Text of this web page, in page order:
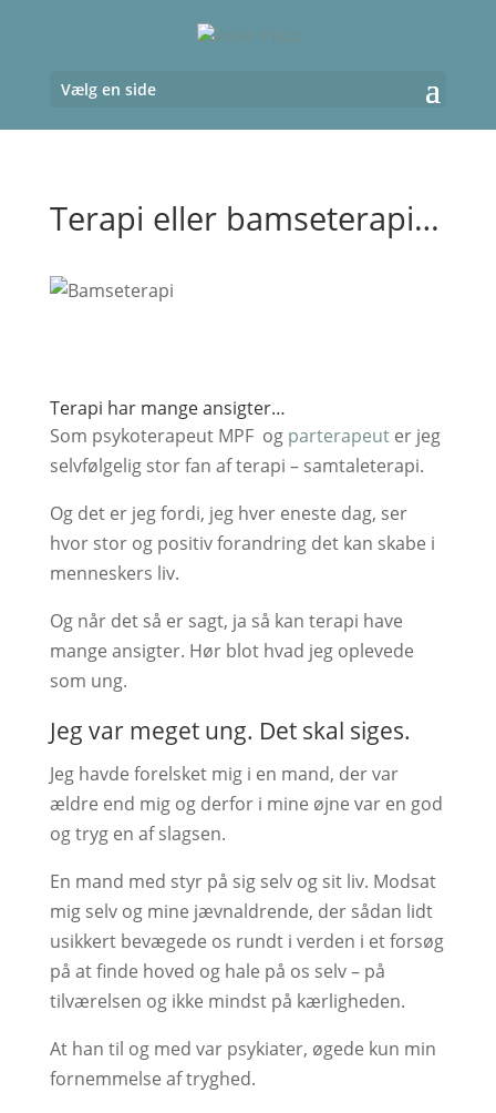
Vælg en side
Terapi eller bamseterapi…
Terapi har mange ansigter…
Som psykoterapeut MPF og parterapeuter jeg
selvfølgelig stor fan af terapi – samtaleterapi.
Og det er jeg fordi, jeg hver eneste dag, ser
hvor stor og positiv forandring det kan skabe i
menneskers liv.
Og når det så er sagt, ja så kan terapi have
mange ansigter. Hør blot hvad jeg oplevede
som ung.
Jeg var meget ung. Det skal siges.
Jeg havde forelsket mig i en mand, der var
ældre end mig og derfor i mine øjne var en god
og tryg en af slagsen.
En mand med styr på sig selv og sit liv. Modsat
mig selv og mine jævnaldrende, der sådan lidt
usikkert bevægede os rundt i verden i et forsøg
på at finde hoved og hale på os selv – på
tilværelsen og ikke mindst på kærligheden.
At han til og med var psykiater, øgede kun min
fornemmelse af tryghed.